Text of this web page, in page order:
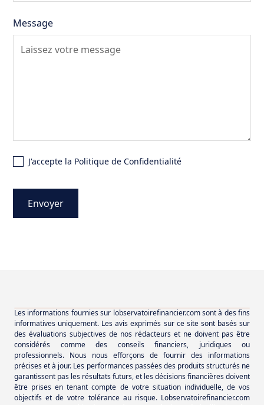
Message
J'accepte la Politique de Confidentialité
Les informations fournies sur lobservatoirefinancier.com sont à des fins
informatives uniquement. Les avis exprimés sur ce site sont basés sur
des évaluations subjectives de nos rédacteurs et ne doivent pas être
considérés comme des conseils financiers, juridiques ou
professionnels. Nous nous efforçons de fournir des informations
précises et à jour. Les performances passées des produits structurés ne
garantissent pas les résultats futurs, et les décisions financières doivent
être prises en tenant compte de votre situation individuelle, de vos
objectifs et de votre tolérance au risque. Lobservatoirefinancier.com